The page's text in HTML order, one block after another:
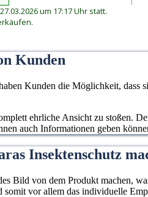
um 17:17 Uhr statt.
Kunden
Kunden die Möglichkeit,
ehrliche Ansicht zu stoßen.
auch Informationen geben
Insektenschutz
Bild von dem Produkt machen,
vor allem das individuelle